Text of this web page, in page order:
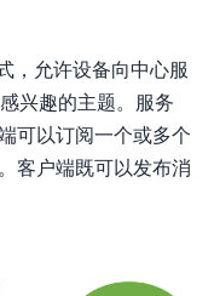
，允许设备向中心服
兴趣的主题。服务
可以订阅一个或多个
客户端既可以发布消